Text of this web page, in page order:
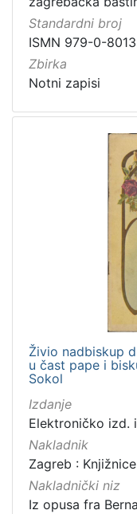
Standardni broj
ISMN 979-0-
Zbirka
Notni zapisi
Živio nadbiskup
u čast pape i
Sokol
Izdanje
Elektroničko izd.
Nakladnik
Zagreb :
Nakladnički niz
Iz opusa fra